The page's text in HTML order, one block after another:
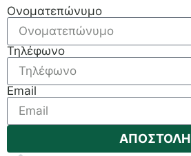
Ονοματεπώνυμο
Τηλέφωνο
Email
ΑΠΟΣΤΟΛΗ